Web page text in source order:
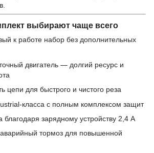
выбирают чаще всего
к работе набор без дополнительных
двигатель — долгий ресурс и
цепи для быстрого и чистого реза
класса с полным комплексом защит
благодаря зарядному устройству 2,4 А
тормоз для повышенной